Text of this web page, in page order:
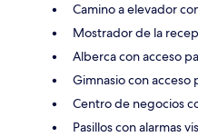
Camino a elevador
Mostrador de la
Alberca con acceso
Gimnasio con acceso
Centro de negocios
Pasillos con alarmas